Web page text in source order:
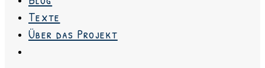
Texte
Über das Projekt